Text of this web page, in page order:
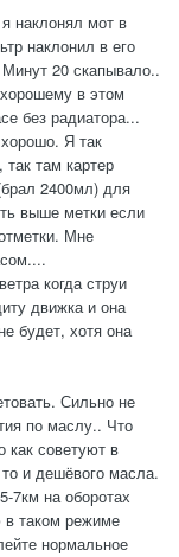
наклонял мот в
наклонил в его
20 скапывало..
в этом
без радиатора...
Я так
там картер
2400мл) для
выше метки если
Мне
когда струи
движка и она
будет, хотя она
Сильно не
по маслу.. Что
как советуют в
и дешёвого масла.
7км на оборотах
таком режиме
нормальное